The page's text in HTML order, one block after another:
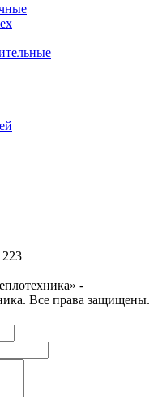
223
-
Все права защищены.